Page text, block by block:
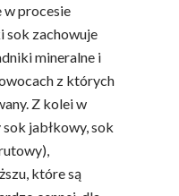
w procesie
sok zachowuje
mineralne i
z których
Z kolei w
jabłkowy, sok
które są